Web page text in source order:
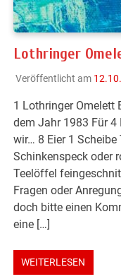
Lothringer
Veröffentlicht am
1 Lothringer Omelett
dem Jahr 1983 Für 4
wir… 8 Eier 1
Schinkenspeck oder
Teelöffel
Fragen oder
doch bitte einen
eine […]
WEITERLESEN